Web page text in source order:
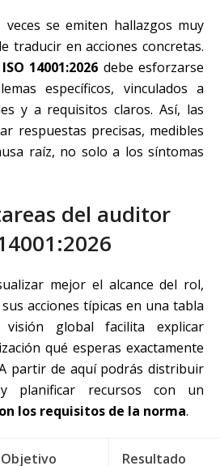
veces se emiten hallazgos muy
traducir en acciones concretas.
14001:2026 debe esforzarse
específicos, vinculados a
y a requisitos claros. Así, las
respuestas precisas, medibles
raíz, no solo a los síntomas
del auditor
mejor el alcance del rol,
acciones típicas en una tabla
visión global facilita explicar
qué esperas exactamente
partir de aquí podrás distribuir
y planificar recursos con un
los requisitos de la norma.
Objetivo
Resultado